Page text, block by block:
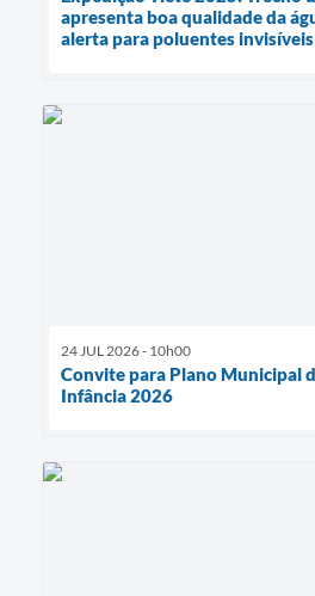
apresenta boa qualidade da
alerta para poluentes invisíveis
24 JUL 2026 - 10h00
Convite para Plano Municipal
Infância 2026